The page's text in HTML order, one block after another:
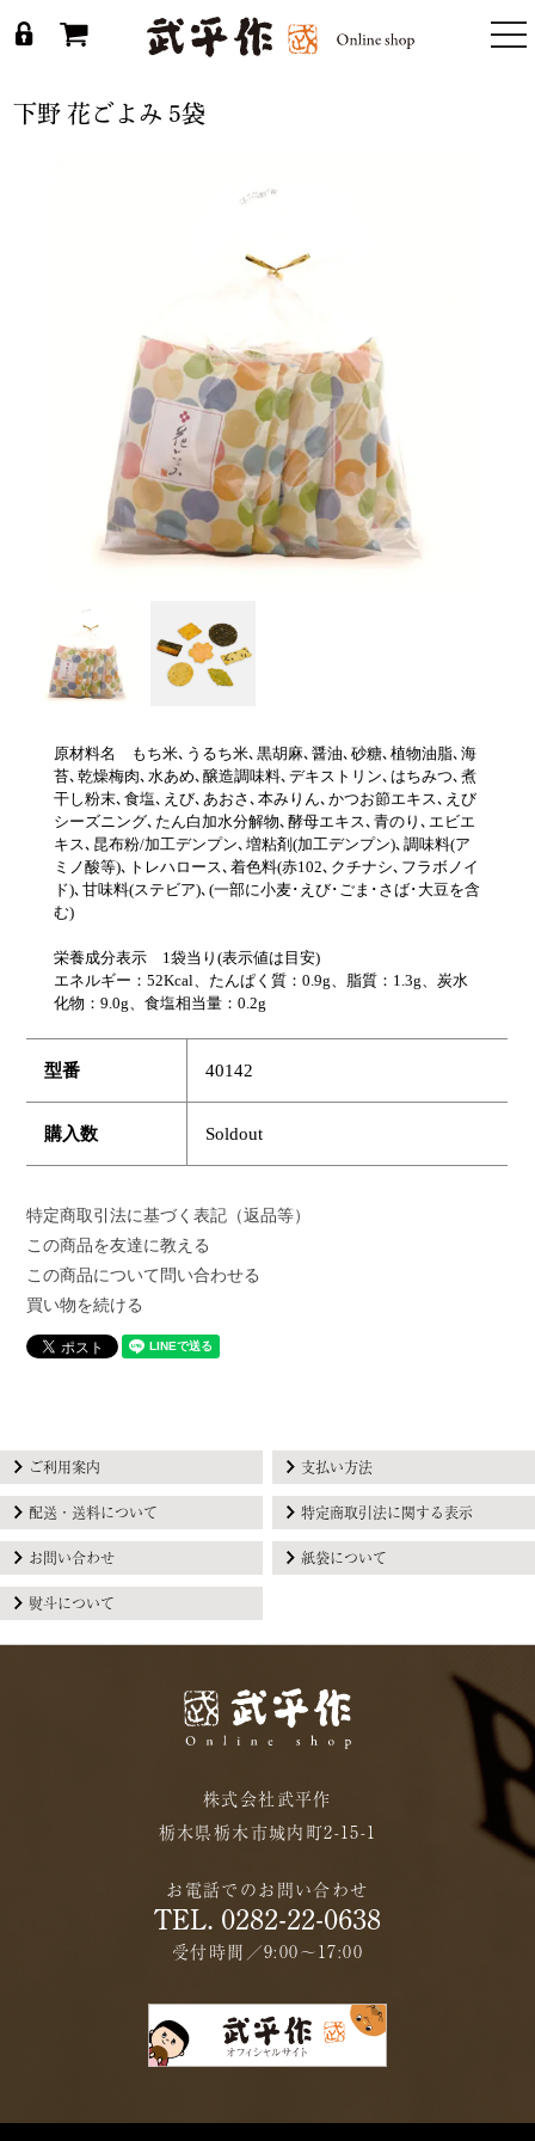
下野 花ごよみ 5袋
原材料名 もち米､うるち米､黒胡麻､醤油､砂糖､植物油脂､海
苔､乾燥梅肉､水あめ､醸造調味料､デキストリン､はちみつ､煮
干し粉末､食塩､えび､あおさ､本みりん､かつお節エキス､えび
シーズニング､たん白加水分解物､酵母エキス､青のり､エビエ
キス､昆布粉/加工デンプン､増粘剤(加工デンプン)､調味料(ア
ミノ酸等)､トレハロース､着色料(赤102､クチナシ､フラボノイ
ド)､甘味料(ステビア)､(一部に小麦･えび･ごま･さば･大豆を含
む)
栄養成分表示 1袋当り(表示値は目安)
エネルギー：52Kcal、たんぱく質：0.9g、脂質：1.3g、炭水
化物：9.0g、食塩相当量：0.2g
型番 40142
購入数 Soldout
特定商取引法に基づく表記（返品等）
この商品を友達に教える
この商品について問い合わせる
買い物を続ける
ご利用案内 支払い方法
配送・送料について 特定商取引法に関する表示
お問い合わせ 紙袋について
熨斗について
株式会社武平作
栃木県栃木市城内町2-15-1
お電話でのお問い合わせ
TEL. 0282-22-0638
受付時間／9:00〜17:00